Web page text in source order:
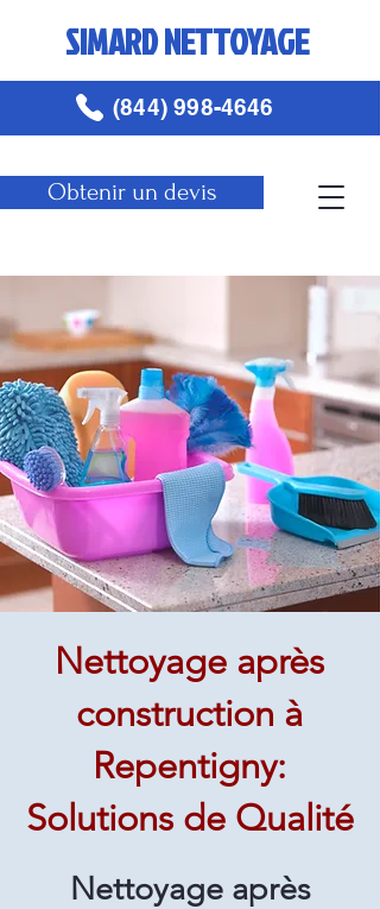
SIMARD NETTOYAGE
Obtenir un devis
(844) 998-4646
Nettoyage après
construction à
Repentigny:
Solutions de Qualité
Nettoyage après